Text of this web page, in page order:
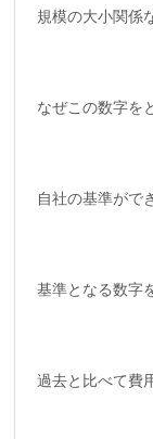
規模の大小関係
なぜこの数字を
自社の基準がで
基準となる数字
過去と比べて費